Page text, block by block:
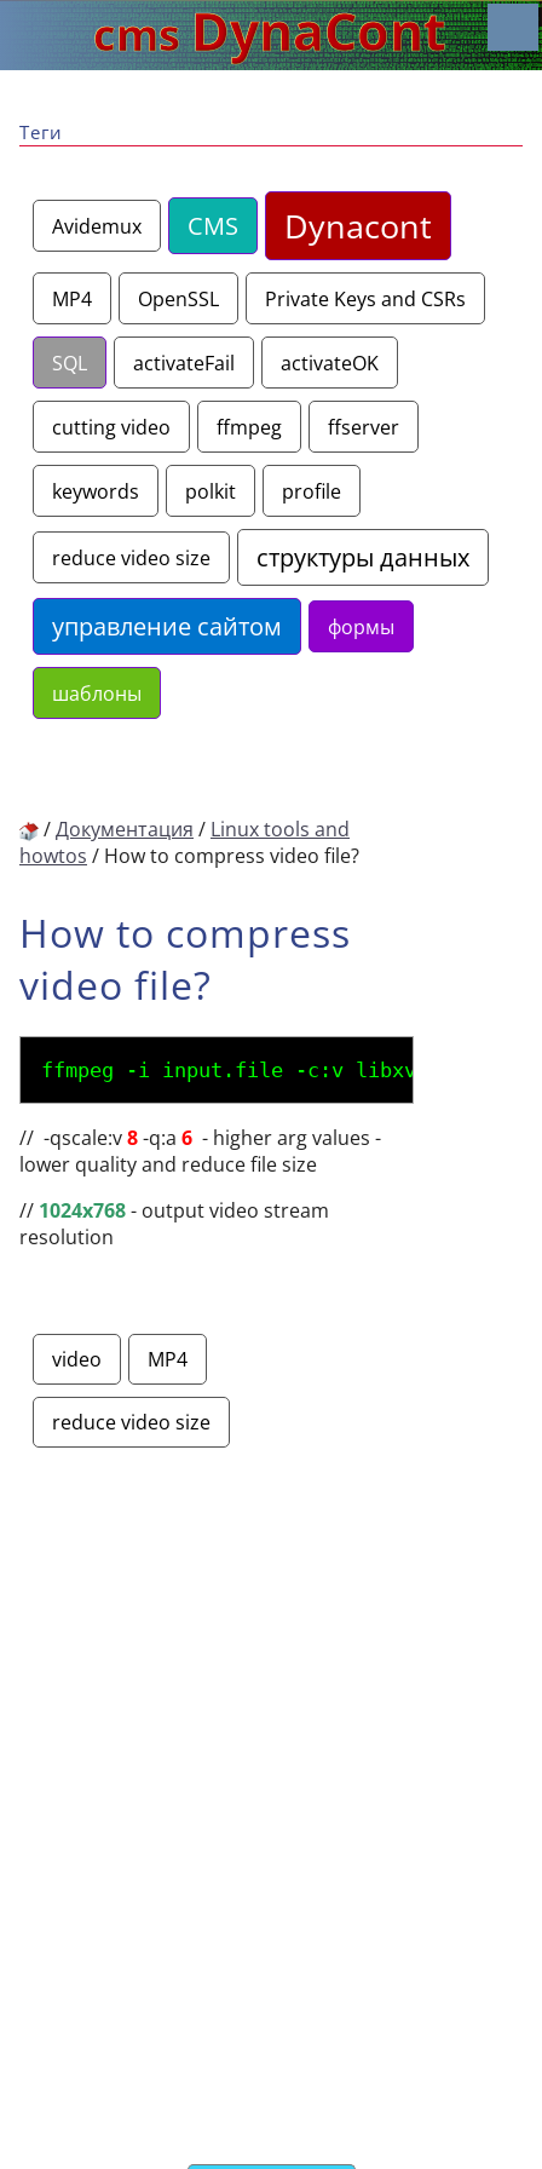
Теги
Avidemux CMS Dynacont
MP4 OpenSSL Private Keys and CSRs
SQL activateFail activateOK
cutting video ffmpeg ffserver
keywords polkit profile
reduce video size структуры данных
управление сайтом формы
шаблоны
/Документация / Linux tools and
howtos / How to compress video file?
How to compress
video file?
ffmpeg -i input.file -c:v libxvid
// -qscale:v8-q:a 6 - higher arg values​​ -
lower quality and reduce file size
// 1024x768- output video stream
resolution
video MP4
reduce video size